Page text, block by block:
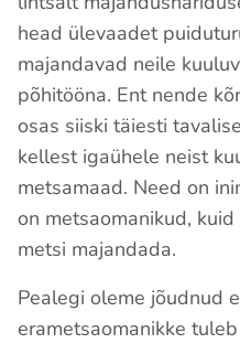
head ülevaadet
majandavad neile
põhitööna. Ent nende
osas siiski täiesti
kellest igaühele neist
metsamaad. Need on
on metsaomanikud,
metsi majandada.
Pealegi oleme jõudnud
erametsaomanikke